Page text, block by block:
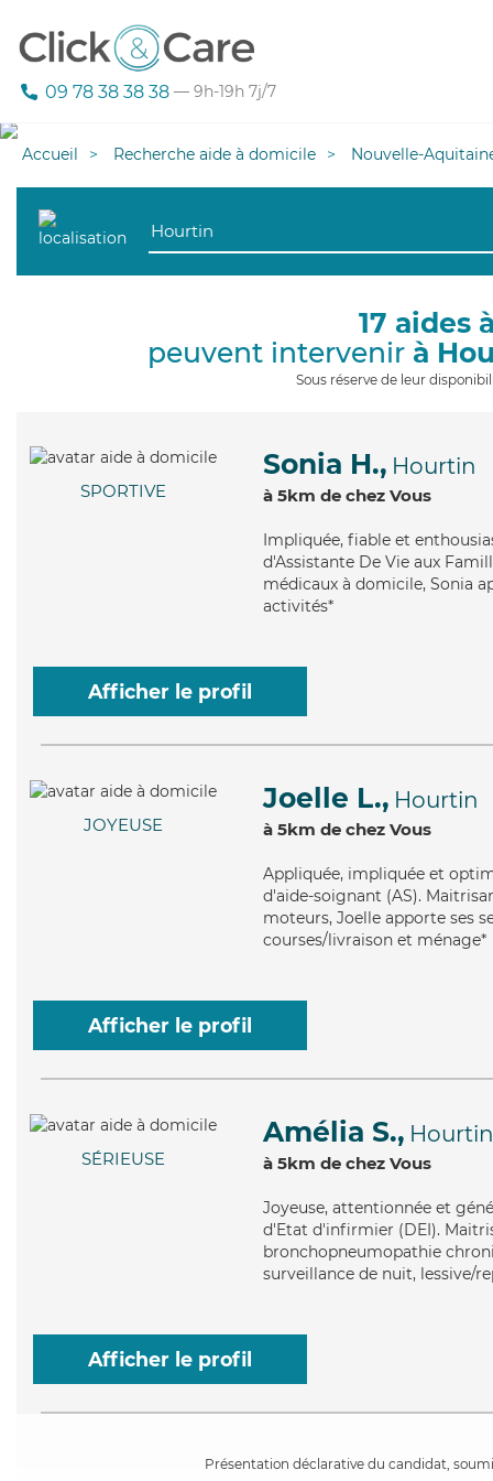
09 78 38 38 38 — 9h-19h 7j/7
Accueil Recherche aide à domicile Nouvelle-
17 aides
peuvent intervenir à
Sous réserve de leur
SPORTIVE
Sonia H., Hourtin
à 5km de chez Vous
Impliquée, fiable et
d'Assistante De Vie aux
médicaux à domicile, Sonia
activités*
Afficher le profil
JOYEUSE
Joelle L., Hourtin
à 5km de chez Vous
Appliquée, impliquée et
d'aide-soignant (AS).
moteurs, Joelle apporte ses
courses/livraison et ménage*
Afficher le profil
SÉRIEUSE
Amélia S., Hourtin
à 5km de chez Vous
Joyeuse, attentionnée et
d'Etat d'infirmier (DEI).
bronchopneumopathie
surveillance de nuit, lessive/
Afficher le profil
Présentation déclarative du candidat,